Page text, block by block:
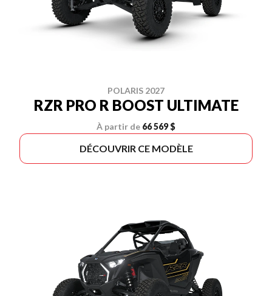
POLARIS 2027
RZR PRO R BOOST ULTIMATE
À partir de 66 569 $
DÉCOUVRIR CE MODÈLE